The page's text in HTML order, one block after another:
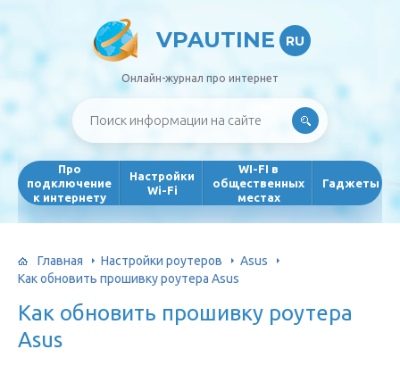
VPAUTINE RU
Онлайн-журнал про интернет
Про
подключение
к интернету
Настройки
Wi-Fi
WI-FI в
общественных
местах
Гаджеты
Главная Настройки роутеров
Asus
Как обновить прошивку роутера Asus
Как обновить прошивку роутера
Asus